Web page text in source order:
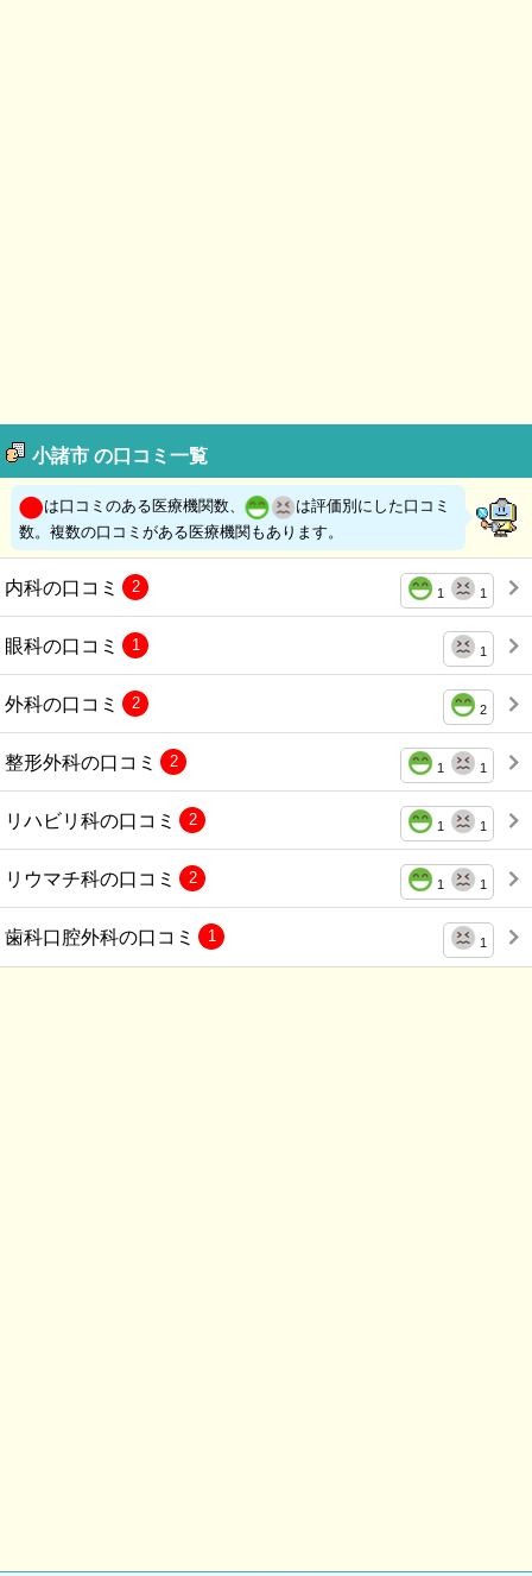
小諸市 の口コミ一覧
は口コミのある医療機関数、
は評価別にした口コミ
数。複数の口コミがある医療機関もあります。
内科の口コミ 1 1
2
眼科の口コミ 1
1
外科の口コミ 2
2
整形外科の口コミ 1 1
2
リハビリ科の口コミ 1 1
2
リウマチ科の口コミ 1 1
2
歯科口腔外科の口コミ 1
1